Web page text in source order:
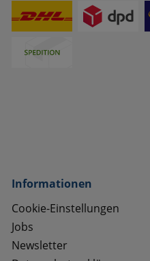
Informationen
Cookie-Einstellungen
Jobs
Newsletter